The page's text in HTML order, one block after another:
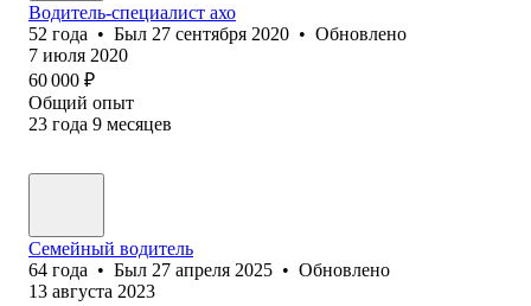
Водитель-специалист ахо
52 года • Был 27 сентября 2020 • Обновлено
7 июля 2020
60 000 ₽
Общий опыт
23 года 9 месяцев
Семейный водитель
64 года • Был 27 апреля 2025 • Обновлено
13 августа 2023